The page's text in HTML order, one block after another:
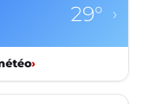
29° ›
›